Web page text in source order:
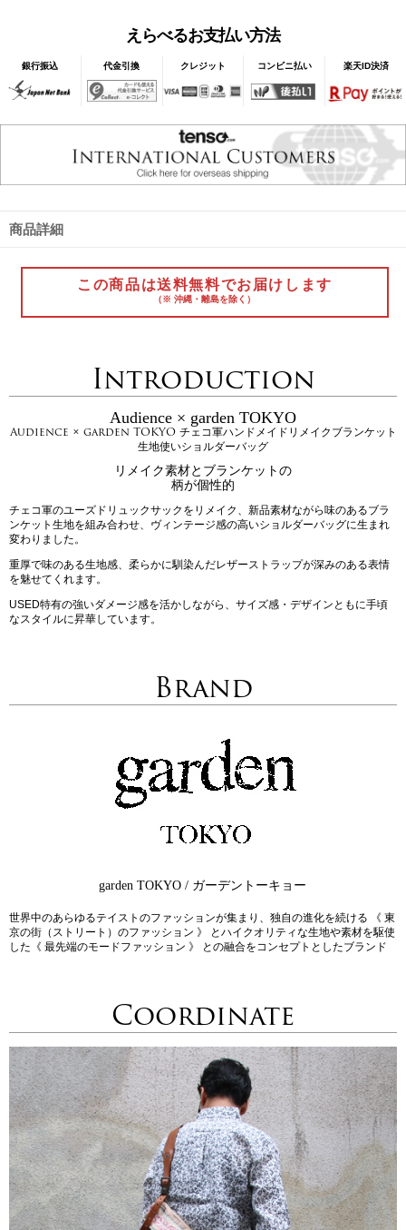
えらべるお支払い方法
銀行振込 代金引換 クレジット コンビニ払い 楽天ID決済
商品詳細
この商品は送料無料でお届けします
（※ 沖縄・離島を除く）
Introduction
Audience × garden TOKYO
Audience × garden TOKYO チェコ軍ハンドメイドリメイクブランケット
生地使いショルダーバッグ
リメイク素材とブランケットの
柄が個性的
チェコ軍のユーズドリュックサックをリメイク、新品素材ながら味のあるブラ
ンケット生地を組み合わせ、ヴィンテージ感の高いショルダーバッグに生まれ
変わりました。
重厚で味のある生地感、柔らかに馴染んだレザーストラップが深みのある表情
を魅せてくれます。
USED特有の強いダメージ感を活かしながら、サイズ感・デザインともに手頃
なスタイルに昇華しています。
Brand
garden TOKYO / ガーデントーキョー
世界中のあらゆるテイストのファッションが集まり、独自の進化を続ける 《 東
京の街（ストリート）のファッション 》 とハイクオリティな生地や素材を駆使
した《 最先端のモードファッション 》 との融合をコンセプトとしたブランド
Coordinate